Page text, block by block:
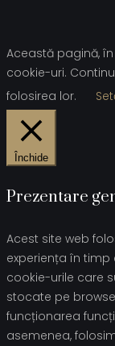
Această pagină,
cookie-uri.
folosirea lor.
Închide
Prezentare
Acest site web
experiența în timp
cookie-urile care
stocate pe
funcționarea
asemenea,